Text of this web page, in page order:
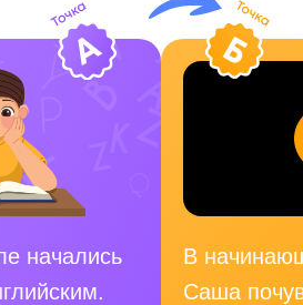
начались
В
Саша